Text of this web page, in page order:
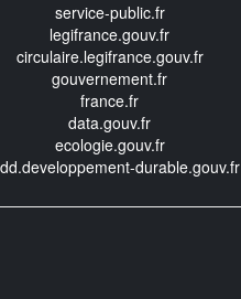
service-public.fr
legifrance.gouv.fr
circulaire.legifrance.gouv.fr
gouvernement.fr
france.fr
data.gouv.fr
ecologie.gouv.fr
durable.gouv.fr